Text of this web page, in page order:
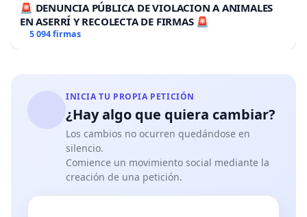
🚨 DENUNCIA PÚBLICA DE VIOLACION A ANIMALES
EN ASERRÍ Y RECOLECTA DE FIRMAS 🚨
5 094 firmas
INICIA TU PROPIA PETICIÓN
¿Hay algo que quiera cambiar?
Los cambios no ocurren quedándose en
silencio.
Comience un movimiento social mediante la
creación de una petición.